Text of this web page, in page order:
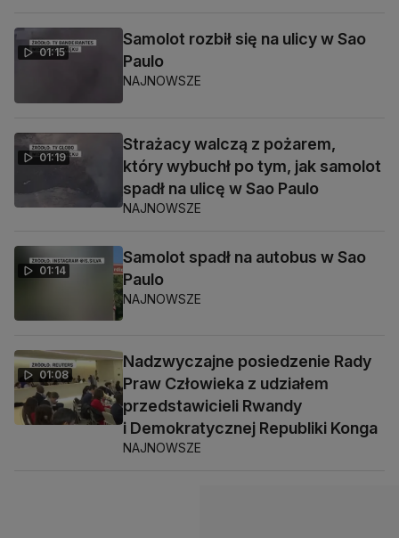
01:15
Samolot rozbił się na ulicy w Sao
Paulo
NAJNOWSZE
01:19
Strażacy walczą z pożarem,
który wybuchł po tym, jak samolot
spadł na ulicę w Sao Paulo
NAJNOWSZE
01:14
Samolot spadł na autobus w Sao
Paulo
NAJNOWSZE
01:08
Nadzwyczajne posiedzenie Rady
Praw Człowieka z udziałem
przedstawicieli Rwandy
i Demokratycznej Republiki Konga
NAJNOWSZE